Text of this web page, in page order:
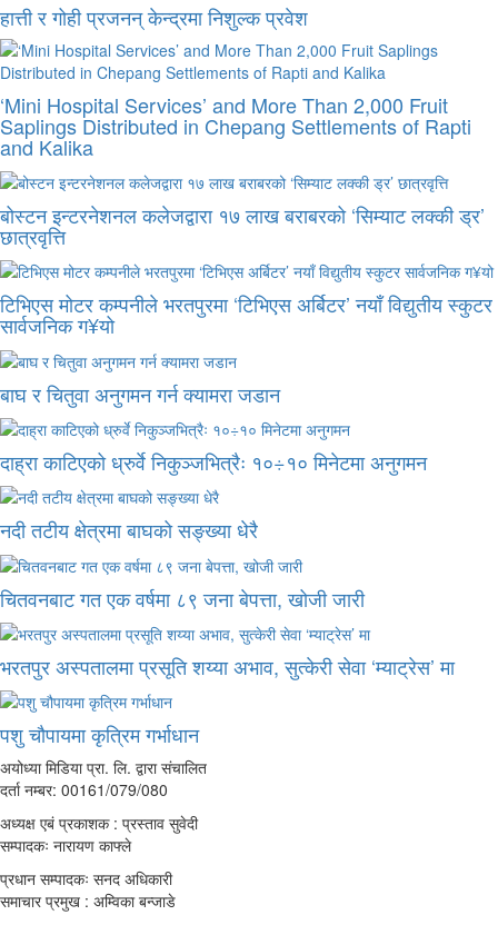
हात्ती र गोही प्रजनन् केन्द्रमा निशुल्क प्रवेश
‘Mini Hospital Services’ and More Than 2,000 Fruit
Saplings Distributed in Chepang Settlements of Rapti
and Kalika
बोस्टन इन्टरनेशनल कलेजद्वारा १७ लाख बराबरको ‘सिम्याट लक्की ड्र’
छात्रवृत्ति
टिभिएस मोटर कम्पनीले भरतपुरमा ‘टिभिएस अर्बिटर’ नयाँ विद्युतीय स्कुटर
सार्वजनिक ग¥यो
बाघ र चितुवा अनुगमन गर्न क्यामरा जडान
दाह्रा काटिएको ध्रुर्वे निकुञ्जभित्रैः १०÷१० मिनेटमा अनुगमन
नदी तटीय क्षेत्रमा बाघको सङ्ख्या धेरै
चितवनबाट गत एक वर्षमा ८९ जना बेपत्ता, खोजी जारी
भरतपुर अस्पतालमा प्रसूति शय्या अभाव, सुत्केरी सेवा ‘म्याट्रेस’ मा
पशु चौपायमा कृत्रिम गर्भाधान
अयोध्या मिडिया प्रा. लि. द्वारा संचालित
दर्ता नम्बर: 00161/079/080
अध्यक्ष एबं प्रकाशक : प्रस्ताव सुवेदी
सम्पादकः नारायण काफ्ले
प्रधान सम्पादकः सनद अधिकारी
समाचार प्रमुख : अम्विका बन्जाडे